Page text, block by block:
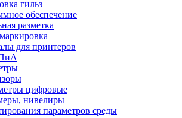
гильз
обеспечение
разметка
для принтеров
цифровые
нивелиры
параметров среды